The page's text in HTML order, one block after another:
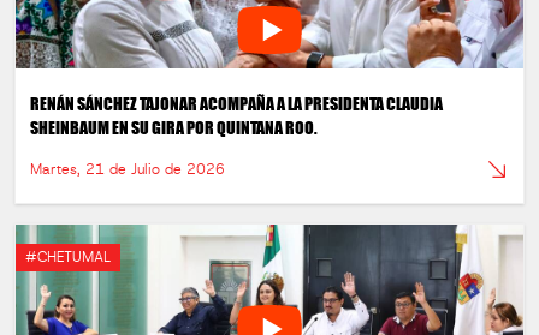
RENÁN SÁNCHEZ TAJONAR ACOMPAÑA A LA PRESIDENTA CLAUDIA
SHEINBAUM EN SU GIRA POR QUINTANA ROO.
Martes, 21 de Julio de 2026
#CHETUMAL